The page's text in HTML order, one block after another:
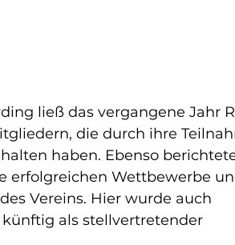
ließ das vergangene Jahr
die durch ihre
haben. Ebenso
erfolgreichen Wettbewerbe
Vereins. Hier wurde auch
als stellvertretender